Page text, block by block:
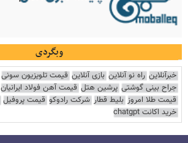
وبگردی
خبرآنلاین راه نو آنلاین بازی آنلاین قیمت تلویزیون سونی
جراح بینی گوشتی پرشین هتل قیمت آهن فولاد ایرانیان
قیمت طلا امروز بلیط قطار شرکت رادوکو قیمت پروفیل
خرید اکانت chatgpt